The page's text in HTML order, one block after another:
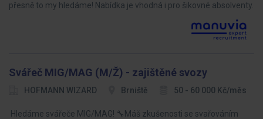
přesně to my hledáme! Nabídka je vhodná i pro šikovné absolventy.
Svářeč MIG/MAG (M/Ž) - zajištěné svozy
HOFMANN WIZARD Brniště 50 - 60 000 Kč/měs
Hledáme svářeče MIG/MAG! 🔧Máš zkušenosti se svařováním